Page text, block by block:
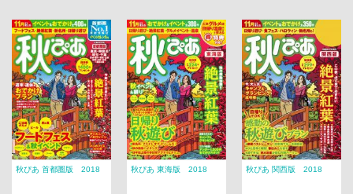
秋ぴあ 首都圏版 2018 秋ぴあ 東海版 2018 秋ぴあ 関西版 2018